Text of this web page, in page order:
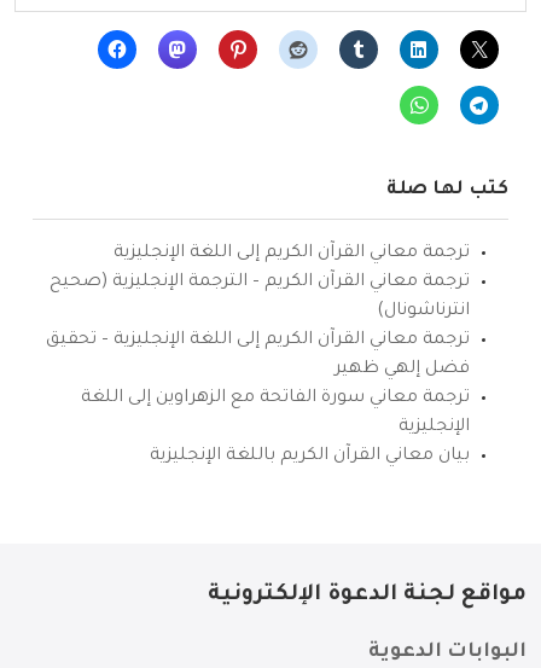
كتب لها صلة
ترجمة معاني القرآن الكريم إلى اللغة الإنجليزية
ترجمة معاني القرآن الكريم – الترجمة الإنجليزية (صحيح
انترناشونال)
ترجمة معاني القرآن الكريم إلى اللغة الإنجليزية – تحقيق
فضل إلهي ظهير
ترجمة معاني سورة الفاتحة مع الزهراوين إلى اللغة
الإنجليزية
بيان معاني القرآن الكريم باللغة الإنجليزية
مواقع لجنة الدعوة الإلكترونية
البوابات الدعوية